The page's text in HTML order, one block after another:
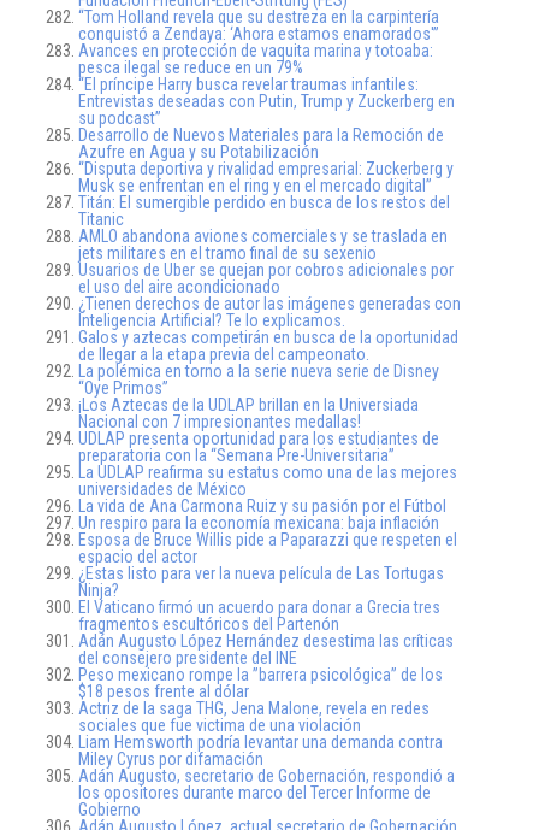
“Tom Holland revela que su destreza en la carpintería
conquistó a Zendaya: ‘Ahora estamos enamorados'”
Avances en protección de vaquita marina y totoaba:
pesca ilegal se reduce en un 79%
“El príncipe Harry busca revelar traumas infantiles:
Entrevistas deseadas con Putin, Trump y Zuckerberg en
su podcast”
Desarrollo de Nuevos Materiales para la Remoción de
Azufre en Agua y su Potabilización
“Disputa deportiva y rivalidad empresarial: Zuckerberg y
Musk se enfrentan en el ring y en el mercado digital”
Titán: El sumergible perdido en busca de los restos del
Titanic
AMLO abandona aviones comerciales y se traslada en
jets militares en el tramo final de su sexenio
Usuarios de Uber se quejan por cobros adicionales por
el uso del aire acondicionado
¿Tienen derechos de autor las imágenes generadas con
Inteligencia Artificial? Te lo explicamos.
Galos y aztecas competirán en busca de la oportunidad
de llegar a la etapa previa del campeonato.
La polémica en torno a la serie nueva serie de Disney
“Oye Primos”
¡Los Aztecas de la UDLAP brillan en la Universiada
Nacional con 7 impresionantes medallas!
UDLAP presenta oportunidad para los estudiantes de
preparatoria con la “Semana Pre-Universitaria”
La UDLAP reafirma su estatus como una de las mejores
universidades de México
La vida de Ana Carmona Ruiz y su pasión por el Fútbol
Un respiro para la economía mexicana: baja inflación
Esposa de Bruce Willis pide a Paparazzi que respeten el
espacio del actor
¿Estas listo para ver la nueva película de Las Tortugas
Ninja?
El Vaticano firmó un acuerdo para donar a Grecia tres
fragmentos escultóricos del Partenón
Adán Augusto López Hernández desestima las críticas
del consejero presidente del INE
Peso mexicano rompe la ”barrera psicológica” de los
$18 pesos frente al dólar
Actriz de la saga THG, Jena Malone, revela en redes
sociales que fue victima de una violación
Liam Hemsworth podría levantar una demanda contra
Miley Cyrus por difamación
Adán Augusto, secretario de Gobernación, respondió a
los opositores durante marco del Tercer Informe de
Gobierno